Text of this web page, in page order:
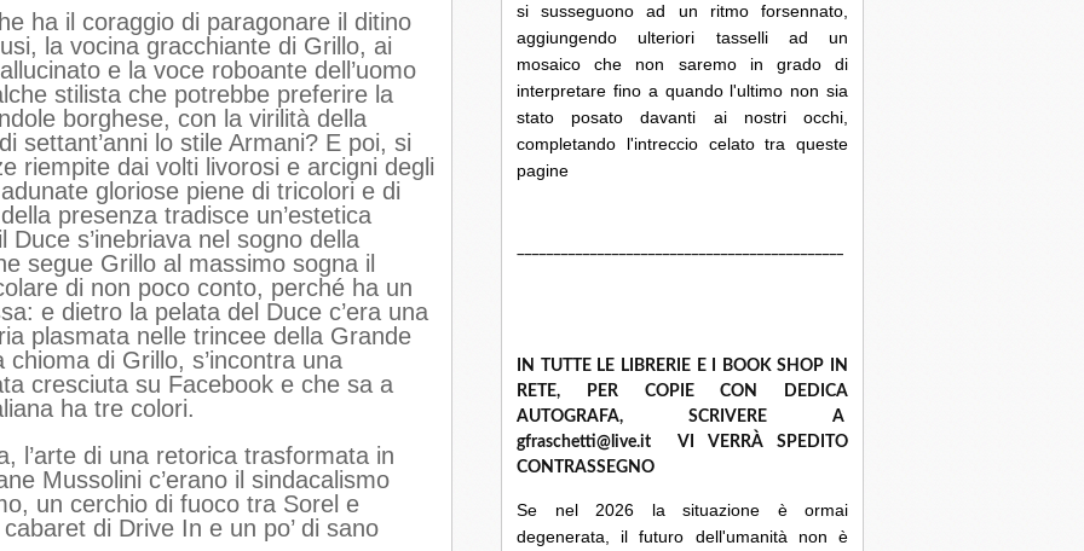
ha il coraggio di paragonare il ditino
la vocina gracchiante di Grillo, ai
e la voce roboante dell’uomo
stilista che potrebbe preferire la
borghese, con la virilità della
settant’anni lo stile Armani? E poi, si
riempite dai volti livorosi e arcigni degli
gloriose piene di tricolori e di
presenza tradisce un’estetica
s’inebriava nel sogno della
segue Grillo al massimo sogna il
di non poco conto, perché ha un
e dietro la pelata del Duce c’era una
plasmata nelle trincee della Grande
di Grillo, s’incontra una
cresciuta su Facebook e che sa a
ha tre colori.
l’arte di una retorica trasformata in
Mussolini c’erano il sindacalismo
un cerchio di fuoco tra Sorel e
di Drive In e un po’ di sano
si susseguono ad un ritmo forsennato,
aggiungendo ulteriori tasselli ad un
mosaico che non saremo in grado di
interpretare fino a quando l'ultimo non sia
stato posato davanti ai nostri occhi,
completando l'intreccio celato tra queste
pagine
IN TUTTE LE LIBRERIE E I BOOK SHOP IN
RETE, PER COPIE CON DEDICA
AUTOGRAFA, SCRIVERE A
gfraschetti@live.it VI VERRÀ SPEDITO
CONTRASSEGNO
Se nel 2026 la situazione è ormai
degenerata, il futuro dell'umanità non è